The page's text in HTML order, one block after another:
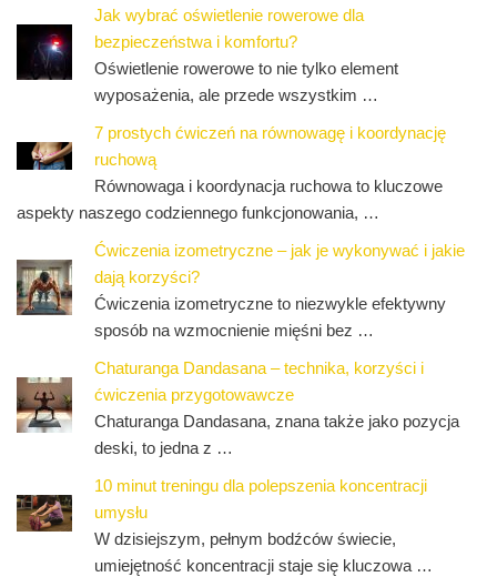
Jak wybrać oświetlenie rowerowe dla
bezpieczeństwa i komfortu?
Oświetlenie rowerowe to nie tylko element
wyposażenia, ale przede wszystkim …
7 prostych ćwiczeń na równowagę i koordynację
ruchową
Równowaga i koordynacja ruchowa to kluczowe
aspekty naszego codziennego funkcjonowania, …
Ćwiczenia izometryczne – jak je wykonywać i jakie
dają korzyści?
Ćwiczenia izometryczne to niezwykle efektywny
sposób na wzmocnienie mięśni bez …
Chaturanga Dandasana – technika, korzyści i
ćwiczenia przygotowawcze
Chaturanga Dandasana, znana także jako pozycja
deski, to jedna z …
10 minut treningu dla polepszenia koncentracji
umysłu
W dzisiejszym, pełnym bodźców świecie,
umiejętność koncentracji staje się kluczowa …